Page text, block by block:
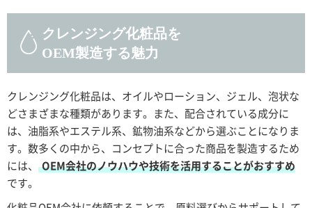
クレンジング化粧品を
OEM製造する魅力
クレンジング化粧品は、オイルやローション、ジェル、泡状な
どさまざまな種類があります。また、配合されている成分に
は、油脂系やエステル系、鉱物油系などから選ぶことになりま
す。数多くの中から、コンセプトに合った商品を製造するため
には、
OEM会社のノウハウや技術を活用することがおすすめ
です。